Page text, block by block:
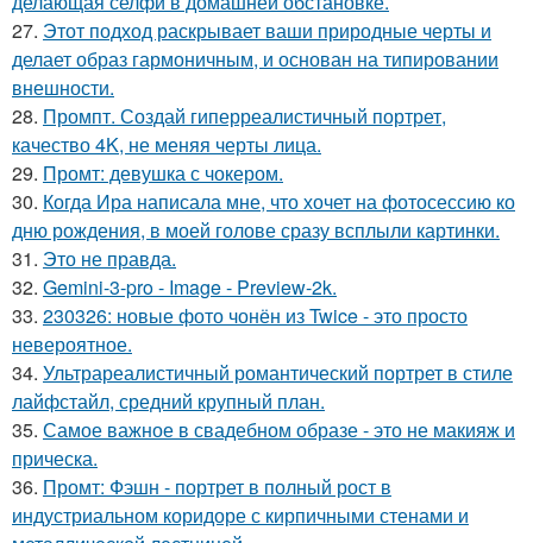
27. Этот подход раскрывает ваши природные черты и
делает образ гармоничным, и основан на типировании
внешности.
28. Промпт. Создай гиперреалистичный портрет,
качество 4K, не меняя черты лица.
29. Промт: девушка с чокером.
30. Когда Ира написала мне, что хочет на фотосессию ко
дню рождения, в моей голове сразу всплыли картинки.
31. Это не правда.
32. Gemini-3-pro - Image - Preview-2k.
33. 230326: новые фото чонён из Twice - это просто
невероятное.
34. Ультрареалистичный романтический портрет в стиле
лайфстайл, средний крупный план.
35. Самое важное в свадебном образе - это не макияж и
прическа.
36. Промт: Фэшн - портрет в полный рост в
индустриальном коридоре с кирпичными стенами и